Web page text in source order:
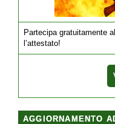
Partecipa gratuitamente
l’attestato!
AGGIORNAMENTO